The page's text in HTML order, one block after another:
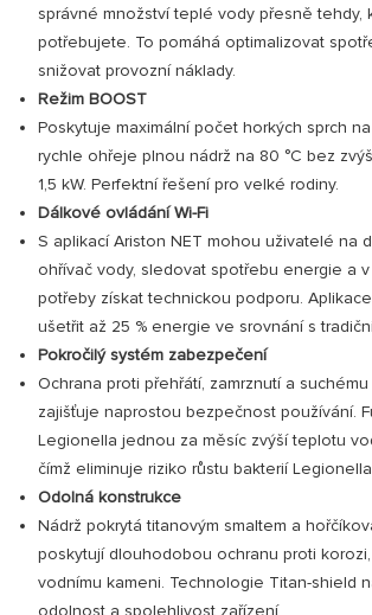
správné množství teplé vody přesně tehdy,
potřebujete. To pomáhá optimalizovat
snižovat provozní náklady.
Režim BOOST
Poskytuje maximální počet horkých sprch
rychle ohřeje plnou nádrž na 80 °C bez
1,5 kW. Perfektní řešení pro velké rodiny.
Dálkové ovládání Wi-Fi
S aplikací Ariston NET mohou uživatelé na
ohřívač vody, sledovat spotřebu energie a
potřeby získat technickou podporu.
ušetřit až 25 % energie ve srovnání s
Pokročilý systém zabezpečení
Ochrana proti přehřátí, zamrznutí a
zajišťuje naprostou bezpečnost používání.
Legionella jednou za měsíc zvýší teplotu
čímž eliminuje riziko růstu bakterií
Odolná konstrukce
Nádrž pokrytá titanovým smaltem a
poskytují dlouhodobou ochranu proti
vodnímu kameni. Technologie Titan-shield
odolnost a spolehlivost zařízení.